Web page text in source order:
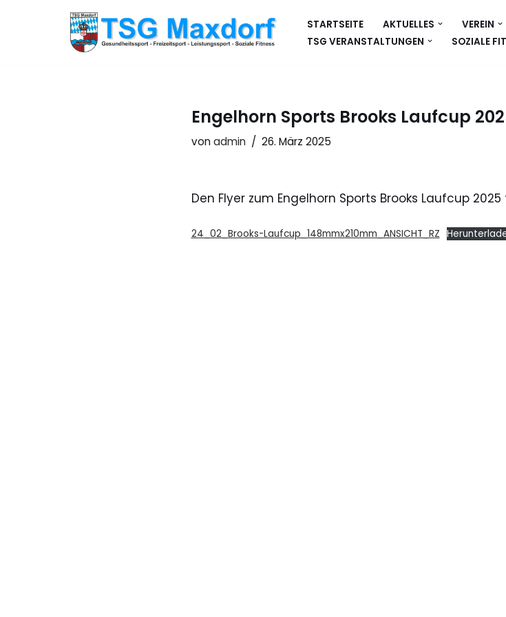
STARTSEITE AKTUELLES VEREIN
TSG VERANSTALTUNGEN
SOZIALE
Engelhorn Sports Brooks Laufcup
vonadmin 26. März 2025
Den Flyer zum Engelhorn Sports Brooks Laufcup
24_02_Brooks-Laufcup_148mmx210mm_ANSICHT_RZ